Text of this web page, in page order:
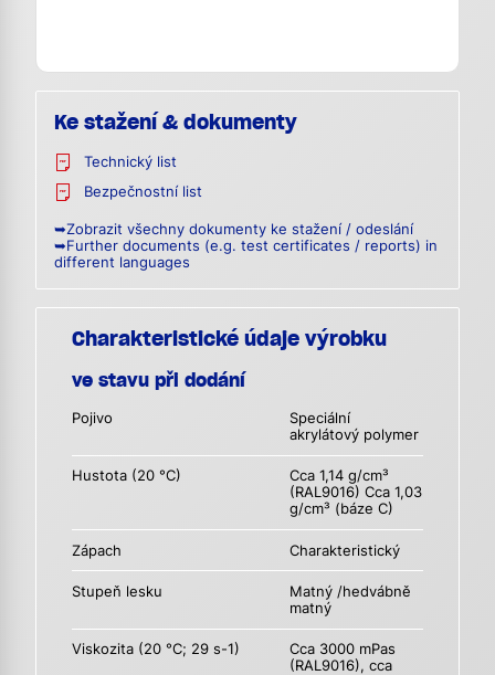
Ke stažení & dokumenty
Technický list
Bezpečnostní list
➥Zobrazit všechny dokumenty ke stažení / odeslání
➥Further documents (e.g. test certificates / reports) in
different languages
Charakteristické údaje výrobku
ve stavu při dodání
Pojivo
Speciální
akrylátový polymer
Hustota (20 °C)
Cca 1,14 g/cm³
(RAL9016) Cca 1,03
g/cm³ (báze C)
Zápach Charakteristický
Stupeň lesku
Matný /hedvábně
matný
Viskozita (20 °C; 29 s-1)
Cca 3000 mPas
(RAL9016), cca